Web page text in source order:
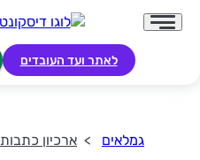
לאתר ועד העובדים
גמלאים ארכיון כתבות